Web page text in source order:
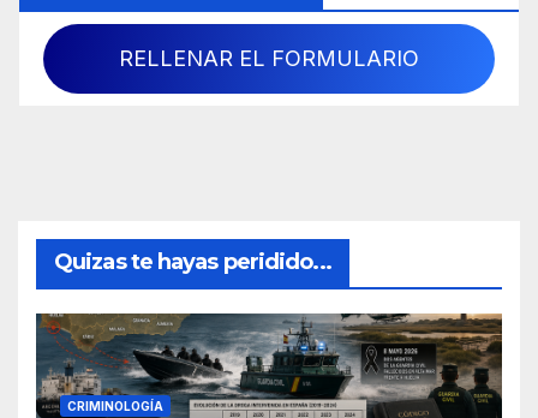
RELLENAR EL FORMULARIO
Quizas te hayas peridido...
CRIMINOLOGÍA